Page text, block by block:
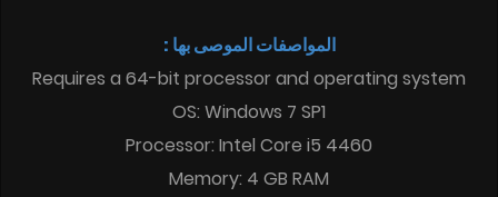
المواصفات الموصى بها :
Requires a 64-bit processor and operating system
OS: Windows 7 SP1
Processor: Intel Core i5 4460
Memory: 4 GB RAM